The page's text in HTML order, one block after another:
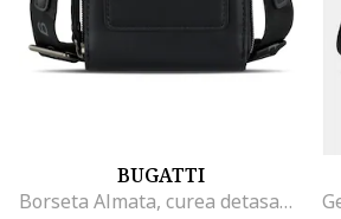
BUGATTI
Borseta Almata, curea detasabila pentru umar, multiple compartimente, Negru